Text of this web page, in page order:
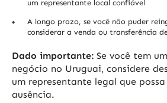
um representante local confiável
A longo prazo, se você não puder
considerar a venda ou transferência
Dado importante: Se você tem
negócio no Uruguai, considere
um representante legal que
ausência.